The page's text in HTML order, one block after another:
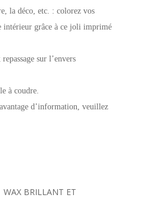
la déco, etc. : colorez vos
intérieur grâce à ce joli imprimé
sur l’envers
à coudre.
d’information, veuillez
WAX BRILLANT ET